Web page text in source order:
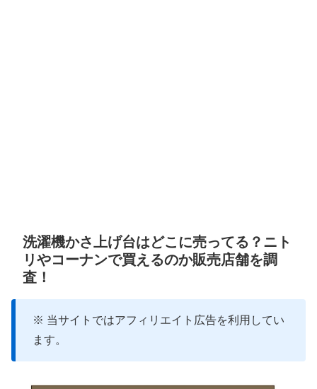
洗濯機かさ上げ台はどこに売ってる？ニト
リやコーナンで買えるのか販売店舗を調
査！
※ 当サイトではアフィリエイト広告を利用してい
ます。